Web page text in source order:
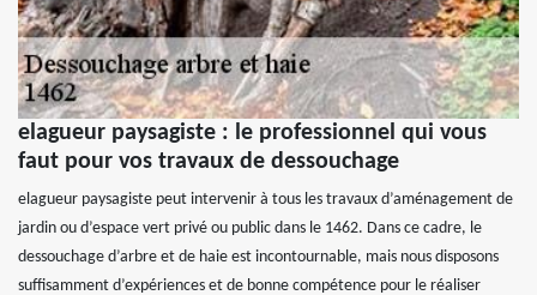
elagueur paysagiste : le professionnel qui vous
faut pour vos travaux de dessouchage
elagueur paysagiste peut intervenir à tous les travaux d’aménagement de
jardin ou d’espace vert privé ou public dans le 1462. Dans ce cadre, le
dessouchage d’arbre et de haie est incontournable, mais nous disposons
suffisamment d’expériences et de bonne compétence pour le réaliser